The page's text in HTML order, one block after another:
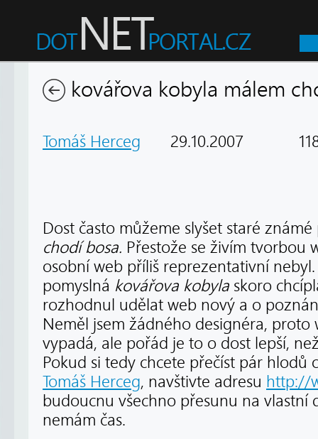
kovářova kobyla málem
Tomáš Herceg 29.10.2007
Dost často můžeme slyšet staré
chodí bosa. Přestože se živím tvorbou
osobní web příliš reprezentativní
pomyslná kovářova kobyla skoro
rozhodnul udělat web nový a o
Neměl jsem žádného designéra, proto
vypadá, ale pořád je to o dost lepší,
Pokud si tedy chcete přečíst pár hlodů
Tomáš Herceg, navštivte adresu http://
budoucnu všechno přesunu na vlastní
nemám čas.